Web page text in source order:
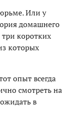
Или у
домашнего
коротких
которых
опыт всегда
смотреть на
в